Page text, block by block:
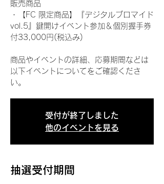
販売商品
・【FC 限定商品】『デジタルブロマイド
vol.5』鍵開けイベント参加＆個別握手券
付33,000円(税込み)
商品やイベントの詳細、応募期間などは
以下イベントについてをご確認くださ
い。
受付が終了しました
他のイベントを見る
抽選受付期間